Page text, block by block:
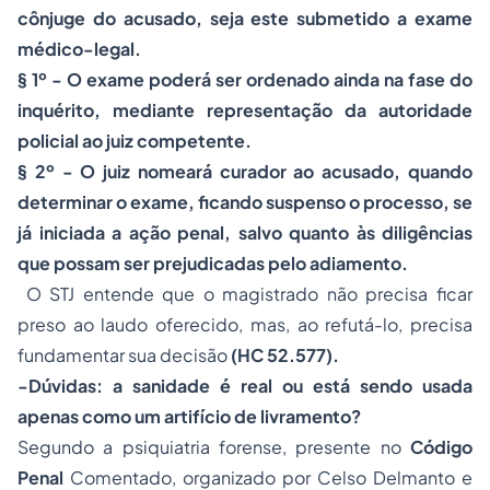
cônjuge do acusado, seja este submetido a exame
médico-legal.
§ 1º - O exame poderá ser ordenado ainda na fase do
inquérito, mediante representação da autoridade
policial ao juiz competente.
§ 2º - O juiz nomeará curador ao acusado, quando
determinar o exame, ficando suspenso o processo, se
já iniciada a ação penal, salvo quanto às diligências
que possam ser prejudicadas pelo adiamento.
O STJ entende que o magistrado não precisa ficar
preso ao laudo oferecido, mas, ao refutá-lo, precisa
fundamentar sua decisão(HC 52.577).
-Dúvidas: a sanidade é real ou está sendo usada
apenas como um artifício de livramento?
Segundo a psiquiatria forense, presente no Código
Penal Comentado, organizado por Celso Delmanto e